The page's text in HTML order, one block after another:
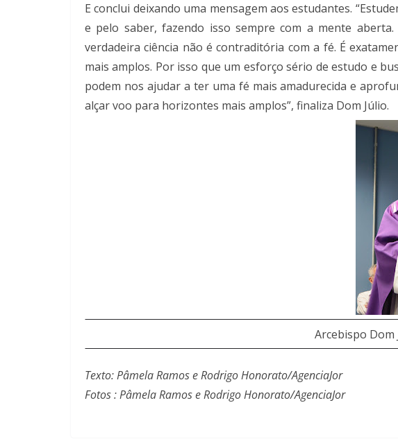
E conclui deixando uma mensagem aos estudantes.
e pelo saber, fazendo isso sempre com a mente
verdadeira ciência não é contraditória com a fé. É
mais amplos. Por isso que um esforço sério de estudo e
podem nos ajudar a ter uma fé mais amadurecida e
alçar voo para horizontes mais amplos”, finaliza Dom Júlio.
Arcebispo
Texto: Pâmela Ramos e Rodrigo Honorato/AgenciaJor
Fotos : Pâmela Ramos e Rodrigo Honorato/AgenciaJor